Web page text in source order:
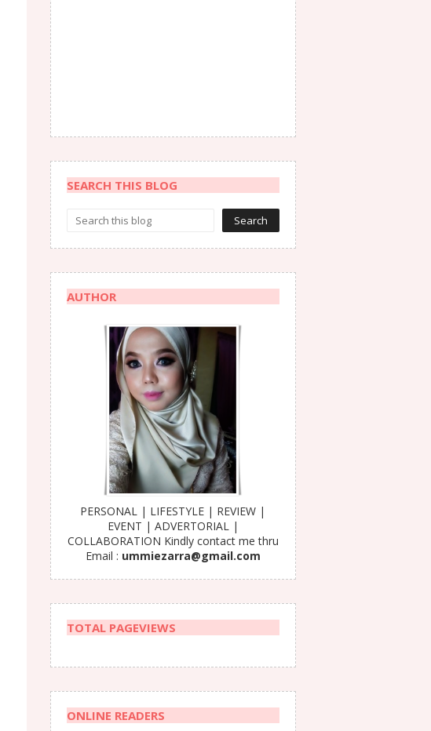
SEARCH THIS BLOG
AUTHOR
PERSONAL | LIFESTYLE | REVIEW |
EVENT | ADVERTORIAL |
COLLABORATION Kindly contact me thru
Email : ummiezarra@gmail.com
TOTAL PAGEVIEWS
ONLINE READERS